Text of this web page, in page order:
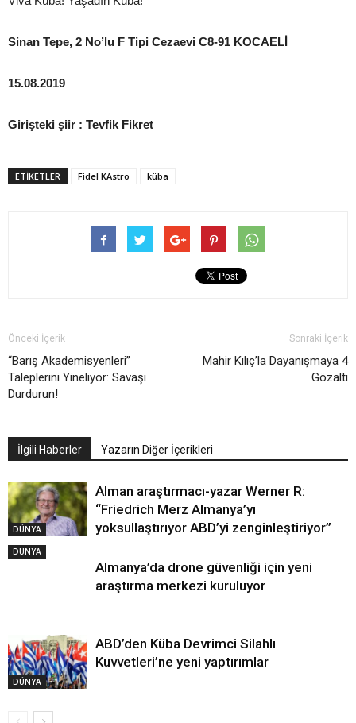
Sinan Tepe, 2 No’lu F Tipi Cezaevi C8-91 KOCAELİ
15.08.2019
Girişteki şiir : Tevfik Fikret
ETIKETLER Fidel KAstro küba
Önceki İçerik
“Barış Akademisyenleri”
Taleplerini Yineliyor: Savaşı
Durdurun!
Sonraki İçerik
Mahir Kılıç’la Dayanışmaya 4
Gözaltı
İlgili Haberler Yazarın Diğer İçerikleri
DÜNYA
Alman araştırmacı-yazar Werner R:
“Friedrich Merz Almanya’yı
yoksullaştırıyor ABD’yi zenginleştiriyor”
DÜNYA
Almanya’da drone güvenliği için yeni
araştırma merkezi kuruluyor
DÜNYA
ABD’den Küba Devrimci Silahlı
Kuvvetleri’ne yeni yaptırımlar